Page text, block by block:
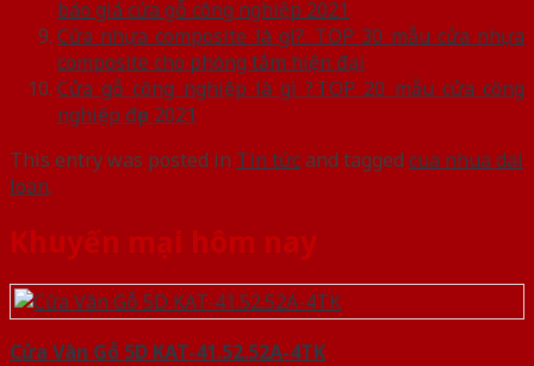
báo giá cửa gỗ công nghiệp 2021
Cửa nhựa composite là gì?. TOP 30 mẫu cửa nhựa
composite cho phòng tắm hiện đại
Cửa gỗ công nghiệp là gì ?.TOP 20 mẫu cửa công
nghiệp đẹp 2021
This entry was posted in Tin tứcand tagged cua nhua dai
loan.
Khuyến mại hôm nay
Cửa Vân Gỗ 5D KAT-41.52.52A-4TK